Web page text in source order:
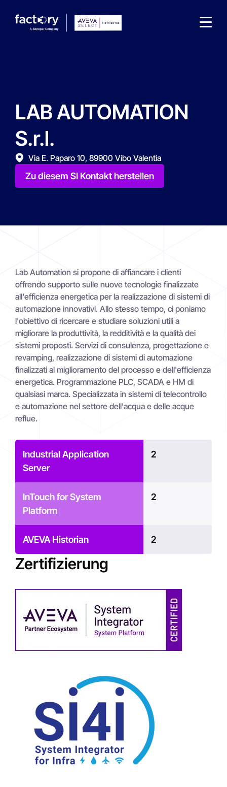
Wonach suchst du ?
LAB AUTOMATION
S.r.l.
Via E. Paparo 10, 89900 Vibo Valentia
Zu diesem SI Kontakt herstellen
Zertifizierung
Lab Automation si propone di affiancare i clienti
offrendo supporto sulle nuove tecnologie finalizzate
all'efficienza energetica per la realizzazione di sistemi di
automazione innovativi. Allo stesso tempo, ci poniamo
l'obiettivo di ricercare e studiare soluzioni utili a
migliorare la produttività, la redditività e la qualità dei
sistemi proposti. Servizi di consulenza, progettazione e
revamping, realizzazione di sistemi di automazione
finalizzati al miglioramento del processo e dell'efficienza
energetica. Programmazione PLC, SCADA e HM di
qualsiasi marca. Specializzata in sistemi di telecontrollo
e automazione nel settore dell'acqua e delle acque
reflue.
Industrial Application
Server
2
InTouch for System
Platform
2
AVEVA Historian 2